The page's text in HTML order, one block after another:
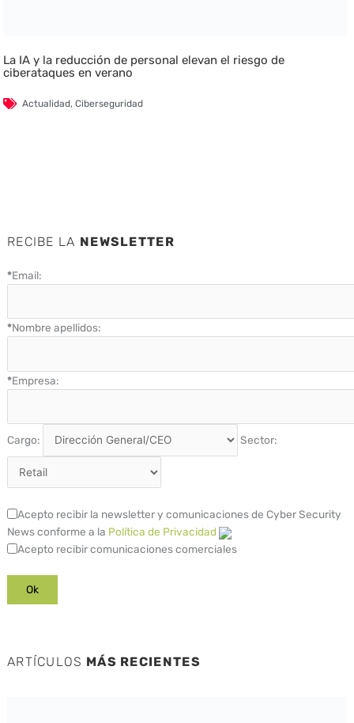
La IA y la reducción de personal elevan el riesgo de
ciberataques en verano
Actualidad,Ciberseguridad
RECIBE LA NEWSLETTER
*Email:
*Nombre apellidos:
*Empresa:
Cargo: Sector:
Acepto recibir la newsletter y comunicaciones de Cyber Security
News conforme a la Política de Privacidad
Acepto recibir comunicaciones comerciales
ARTÍCULOS MÁS RECIENTES